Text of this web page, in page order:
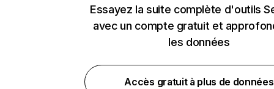
Essayez la suite complète d'outils
avec un compte gratuit et
les données
Accès gratuit à plus de données